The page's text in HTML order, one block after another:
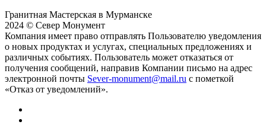
Гранитная Мастерская в Мурманске
2024 © Север Монумент
Компания имеет право отправлять Пользователю уведомления
о новых продуктах и услугах, специальных предложениях и
различных событиях. Пользователь может отказаться от
получения сообщений, направив Компании письмо на адрес
электронной почты Sever-monument@mail.ru с пометкой
«Отказ от уведомлений».